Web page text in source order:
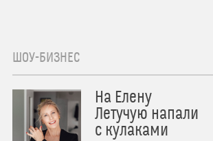
ШОУ-БИЗНЕС
На Елену
Летучую напали
с кулаками